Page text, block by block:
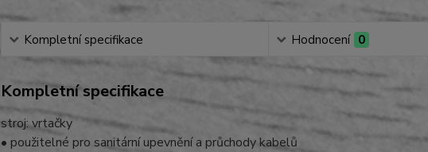
Kompletní specifikace Hodnocení 0
Kompletní specifikace
stroj: vrtačky
• použitelné pro sanitární upevnění a průchody kabelů